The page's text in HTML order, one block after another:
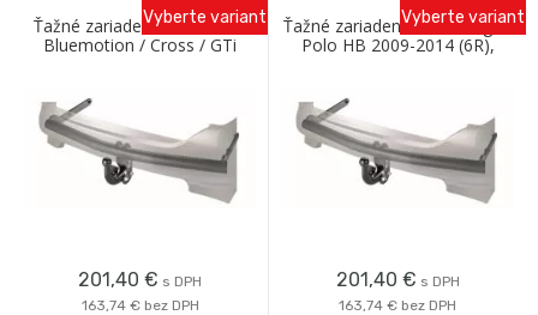
Ťažné zariadenie VW Polo /
Bluemotion / Cross / GTi
201,40 € s DPH
163,74 € bez DPH
Vyberte variant
Ťažné zariadenie Volkswagen
Polo HB 2009-2014 (6R),
201,40 € s DPH
163,74 € bez DPH
Vyberte variant